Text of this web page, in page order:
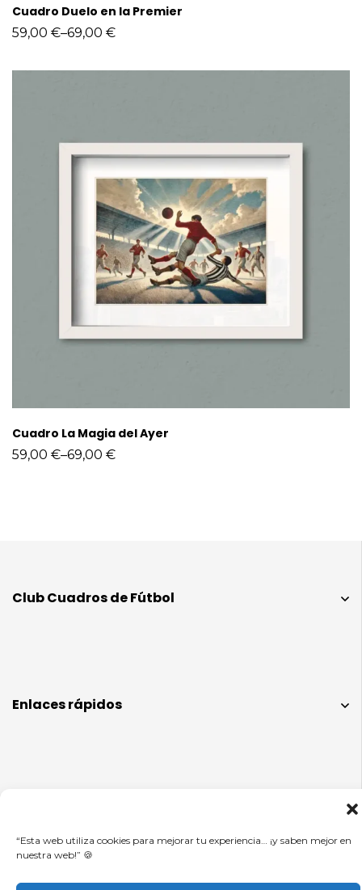
“Esta web utiliza cookies para mejorar tu experiencia… ¡y saben mejor en
nuestra web!” 🍪
Cuadro Duelo en la Premier
59,00 €–69,00 €
Cuadro La Magia del Ayer
59,00 €–69,00 €
Club Cuadros de Fútbol
Enlaces rápidos